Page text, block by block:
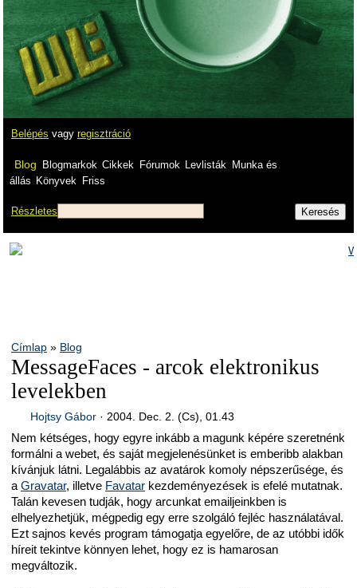
Belépés vagy regisztráció
Blog Blogmarkok Cikkek Fórumok Levlisták
Munka és
állás Könyvek Friss
Részletes
Címlap » Blog
MessageFaces - arcok elektronikus
levelekben
Hojtsy Gábor· 2004. Dec. 2. (Cs), 01.43
Nem kétséges, hogy egyre inkább a magunk képére szeretnénk
formálni a webet, és saját megjelenésünket is emberibb alakban
kívánjuk látni. Legalábbis az avatárok komoly népszerűsége, és
a Gravatar, illetve Favatar kezdeményezések is efelé mutatnak.
Talán kevesen tudják, hogy arcunkat emailjeinkben is
elhelyezhetjük, mégpedig egy erre szolgáló fejléc használatával.
Ezt sajnos kevés program támogatja egyelőre, de az utóbbi idők
híreit tekintve könnyen lehet, hogy ez is hamarosan
megváltozik.